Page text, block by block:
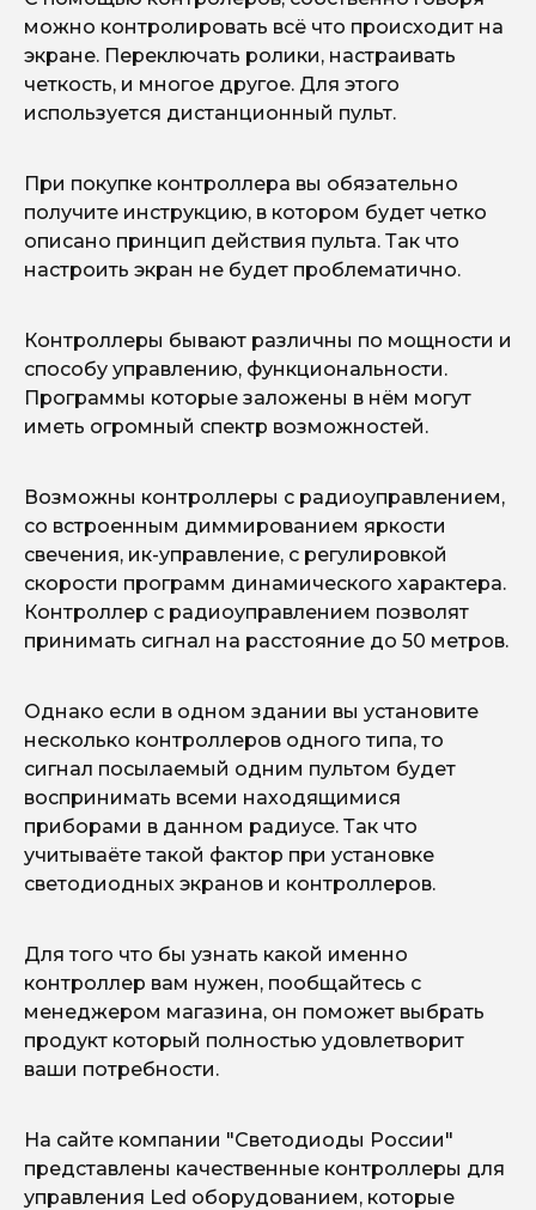
можно контролировать всё что происходит на
экране. Переключать ролики, настраивать
четкость, и многое другое. Для этого
используется дистанционный пульт.
При покупке контроллера вы обязательно
получите инструкцию, в котором будет четко
описано принцип действия пульта. Так что
настроить экран не будет проблематично.
Контроллеры бывают различны по мощности и
способу управлению, функциональности.
Программы которые заложены в нём могут
иметь огромный спектр возможностей.
Возможны контроллеры с радиоуправлением,
со встроенным диммированием яркости
свечения, ик-управление, с регулировкой
скорости программ динамического характера.
Контроллер с радиоуправлением позволят
принимать сигнал на расстояние до 50 метров.
Однако если в одном здании вы установите
несколько контроллеров одного типа, то
сигнал посылаемый одним пультом будет
воспринимать всеми находящимися
приборами в данном радиусе. Так что
учитываёте такой фактор при установке
светодиодных экранов и контроллеров.
Для того что бы узнать какой именно
контроллер вам нужен, пообщайтесь с
менеджером магазина, он поможет выбрать
продукт который полностью удовлетворит
ваши потребности.
На сайте компании "Светодиоды России"
представлены качественные контроллеры для
управления Led оборудованием, которые